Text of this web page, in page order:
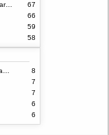
Teoria pozwól im : odmieniające życie narzędzie, o którym mówią miliony ludzi
67
66
59
58
8
7
7
6
6